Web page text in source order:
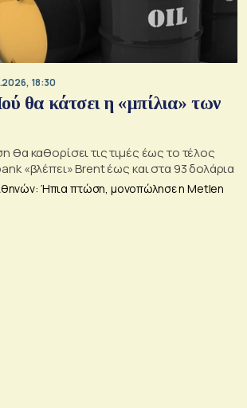
18:30
θα κάτσει η «μπίλια» των
θα καθορίσει τις τιμές έως το τέλος
«βλέπει» Brent έως και στα 93 δολάρια